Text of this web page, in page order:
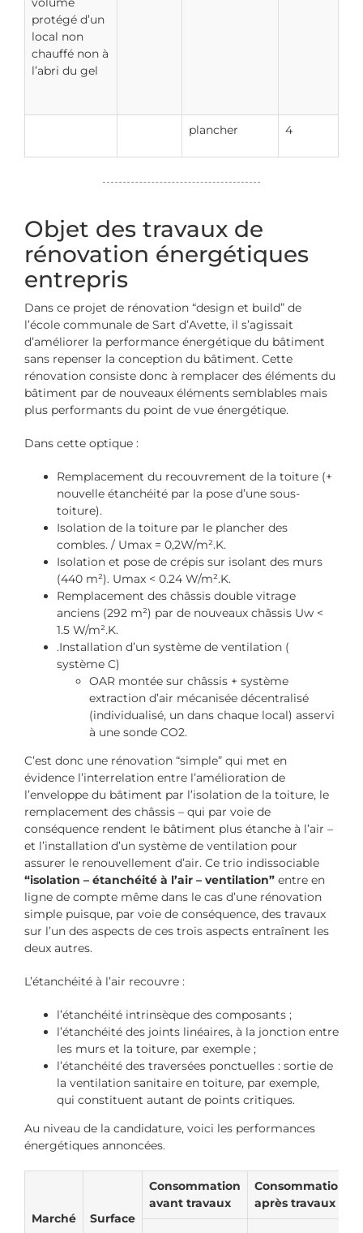
protégé d’un
local non
chauffé non à
l’abri du gel
plancher 4
Objet des travaux de
rénovation énergétiques
entrepris
Dans ce projet de rénovation “design et build” de
l’école communale de Sart d’Avette, il s’agissait
d’améliorer la performance énergétique du bâtiment
sans repenser la conception du bâtiment. Cette
rénovation consiste donc à remplacer des éléments du
bâtiment par de nouveaux éléments semblables mais
plus performants du point de vue énergétique.
Dans cette optique :
Remplacement du recouvrement de la toiture (+
nouvelle étanchéité par la pose d’une sous-
toiture).
Isolation de la toiture par le plancher des
combles. / Umax = 0,2W/m².K.
Isolation et pose de crépis sur isolant des murs
(440 m²). Umax < 0.24 W/m².K.
Remplacement des châssis double vitrage
anciens (292 m²) par de nouveaux châssis Uw <
1.5 W/m².K.
.Installation d’un système de ventilation (
système C)
OAR montée sur châssis + système
extraction d’air mécanisée décentralisé
(individualisé, un dans chaque local) asservi
à une sonde CO2.
C’est donc une rénovation “simple” qui met en
évidence l’interrelation entre l’amélioration de
l’enveloppe du bâtiment par l’isolation de la toiture, le
remplacement des châssis – qui par voie de
conséquence rendent le bâtiment plus étanche à l’air –
et l’installation d’un système de ventilation pour
assurer le renouvellement d’air. Ce trio indissociable
“isolation – étanchéité à l’air – ventilation” entre en
ligne de compte même dans le cas d’une rénovation
simple puisque, par voie de conséquence, des travaux
sur l’un des aspects de ces trois aspects entraînent les
deux autres.
L’étanchéité à l’air recouvre :
l’étanchéité intrinsèque des composants ;
l’étanchéité des joints linéaires, à la jonction entre
les murs et la toiture, par exemple ;
l’étanchéité des traversées ponctuelles : sortie de
la ventilation sanitaire en toiture, par exemple,
qui constituent autant de points critiques.
Au niveau de la candidature, voici les performances
énergétiques annoncées.
Marché Surface
Consommation
avant travaux
Consommation
après travaux